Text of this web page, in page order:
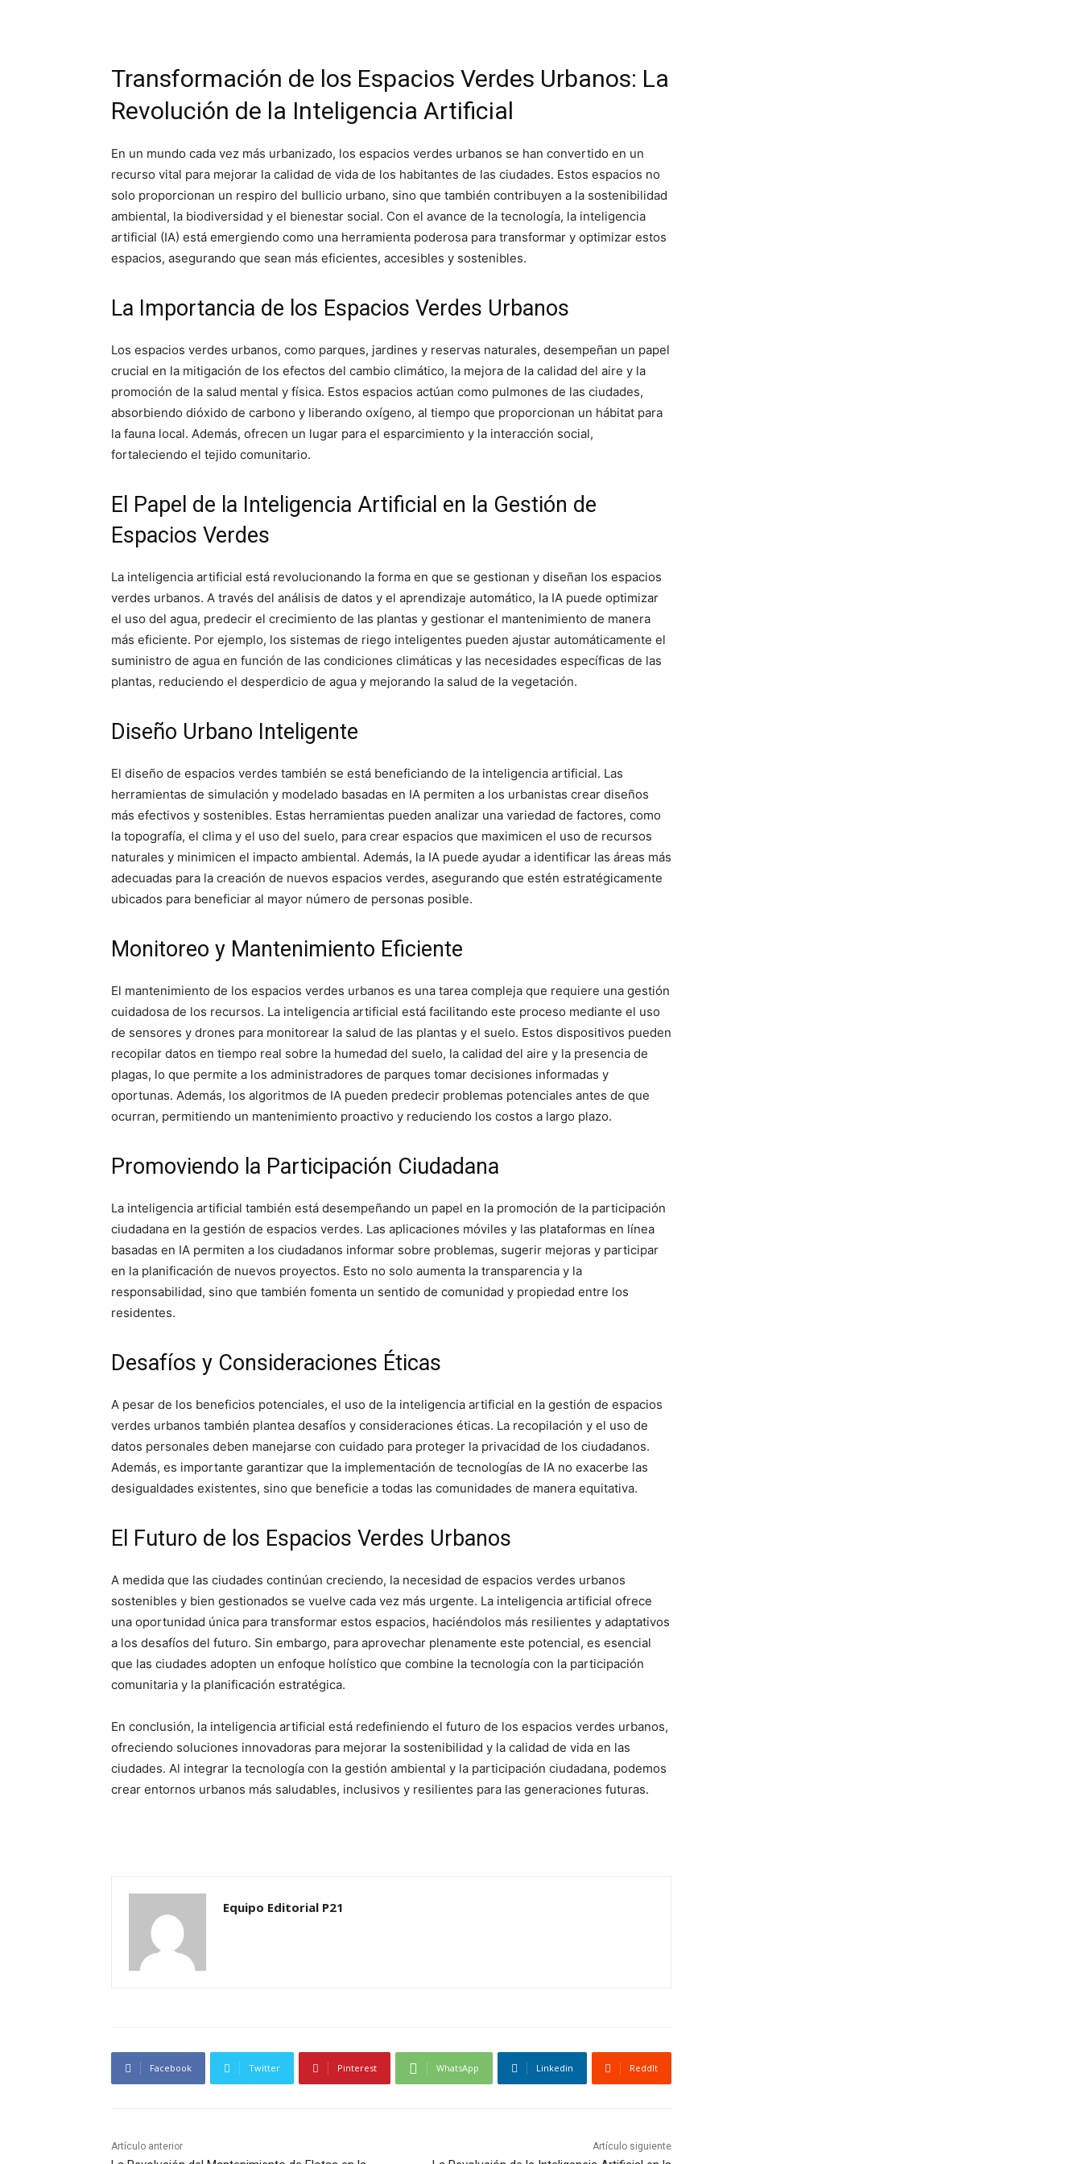
Transformación de los Espacios Verdes Urbanos: La
Revolución de la Inteligencia Artificial
En un mundo cada vez más urbanizado, los espacios verdes urbanos se han convertido en un
recurso vital para mejorar la calidad de vida de los habitantes de las ciudades. Estos espacios no
solo proporcionan un respiro del bullicio urbano, sino que también contribuyen a la sostenibilidad
ambiental, la biodiversidad y el bienestar social. Con el avance de la tecnología, la inteligencia
artificial (IA) está emergiendo como una herramienta poderosa para transformar y optimizar estos
espacios, asegurando que sean más eficientes, accesibles y sostenibles.
La Importancia de los Espacios Verdes Urbanos
Los espacios verdes urbanos, como parques, jardines y reservas naturales, desempeñan un papel
crucial en la mitigación de los efectos del cambio climático, la mejora de la calidad del aire y la
promoción de la salud mental y física. Estos espacios actúan como pulmones de las ciudades,
absorbiendo dióxido de carbono y liberando oxígeno, al tiempo que proporcionan un hábitat para
la fauna local. Además, ofrecen un lugar para el esparcimiento y la interacción social,
fortaleciendo el tejido comunitario.
El Papel de la Inteligencia Artificial en la Gestión de
Espacios Verdes
La inteligencia artificial está revolucionando la forma en que se gestionan y diseñan los espacios
verdes urbanos. A través del análisis de datos y el aprendizaje automático, la IA puede optimizar
el uso del agua, predecir el crecimiento de las plantas y gestionar el mantenimiento de manera
más eficiente. Por ejemplo, los sistemas de riego inteligentes pueden ajustar automáticamente el
suministro de agua en función de las condiciones climáticas y las necesidades específicas de las
plantas, reduciendo el desperdicio de agua y mejorando la salud de la vegetación.
Diseño Urbano Inteligente
El diseño de espacios verdes también se está beneficiando de la inteligencia artificial. Las
herramientas de simulación y modelado basadas en IA permiten a los urbanistas crear diseños
más efectivos y sostenibles. Estas herramientas pueden analizar una variedad de factores, como
la topografía, el clima y el uso del suelo, para crear espacios que maximicen el uso de recursos
naturales y minimicen el impacto ambiental. Además, la IA puede ayudar a identificar las áreas más
adecuadas para la creación de nuevos espacios verdes, asegurando que estén estratégicamente
ubicados para beneficiar al mayor número de personas posible.
Monitoreo y Mantenimiento Eficiente
El mantenimiento de los espacios verdes urbanos es una tarea compleja que requiere una gestión
cuidadosa de los recursos. La inteligencia artificial está facilitando este proceso mediante el uso
de sensores y drones para monitorear la salud de las plantas y el suelo. Estos dispositivos pueden
recopilar datos en tiempo real sobre la humedad del suelo, la calidad del aire y la presencia de
plagas, lo que permite a los administradores de parques tomar decisiones informadas y
oportunas. Además, los algoritmos de IA pueden predecir problemas potenciales antes de que
ocurran, permitiendo un mantenimiento proactivo y reduciendo los costos a largo plazo.
Promoviendo la Participación Ciudadana
La inteligencia artificial también está desempeñando un papel en la promoción de la participación
ciudadana en la gestión de espacios verdes. Las aplicaciones móviles y las plataformas en línea
basadas en IA permiten a los ciudadanos informar sobre problemas, sugerir mejoras y participar
en la planificación de nuevos proyectos. Esto no solo aumenta la transparencia y la
responsabilidad, sino que también fomenta un sentido de comunidad y propiedad entre los
residentes.
Desafíos y Consideraciones Éticas
A pesar de los beneficios potenciales, el uso de la inteligencia artificial en la gestión de espacios
verdes urbanos también plantea desafíos y consideraciones éticas. La recopilación y el uso de
datos personales deben manejarse con cuidado para proteger la privacidad de los ciudadanos.
Además, es importante garantizar que la implementación de tecnologías de IA no exacerbe las
desigualdades existentes, sino que beneficie a todas las comunidades de manera equitativa.
El Futuro de los Espacios Verdes Urbanos
A medida que las ciudades continúan creciendo, la necesidad de espacios verdes urbanos
sostenibles y bien gestionados se vuelve cada vez más urgente. La inteligencia artificial ofrece
una oportunidad única para transformar estos espacios, haciéndolos más resilientes y adaptativos
a los desafíos del futuro. Sin embargo, para aprovechar plenamente este potencial, es esencial
que las ciudades adopten un enfoque holístico que combine la tecnología con la participación
comunitaria y la planificación estratégica.
En conclusión, la inteligencia artificial está redefiniendo el futuro de los espacios verdes urbanos,
ofreciendo soluciones innovadoras para mejorar la sostenibilidad y la calidad de vida en las
ciudades. Al integrar la tecnología con la gestión ambiental y la participación ciudadana, podemos
crear entornos urbanos más saludables, inclusivos y resilientes para las generaciones futuras.
Equipo Editorial P21
Facebook Twitter Pinterest WhatsApp Linkedin ReddIt
Artículo anterior Artículo siguiente